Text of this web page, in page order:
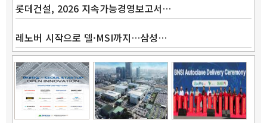
롯데건설, 2026 지속가능경영보고서…
레노버 시작으로 델·MSI까지…삼성…